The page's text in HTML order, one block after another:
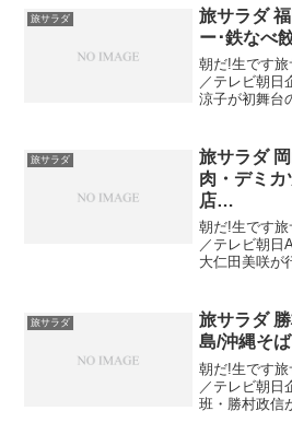
レゼント探し
ブラ...
旅サラダ
旅サラダ
ー･鉄なべ
朝だ!生です
／テレビ朝日
涼子が初舞台
のんびり散歩
「伊都菜彩...
旅サラダ
旅サラダ
肉・デミ
店…
朝だ!生です
／テレビ朝日
大仁田美咲が
旨味溢れる高
肉...
旅サラダ
旅サラダ
島/沖縄そ
朝だ!生です
／テレビ朝日
班・勝村政信